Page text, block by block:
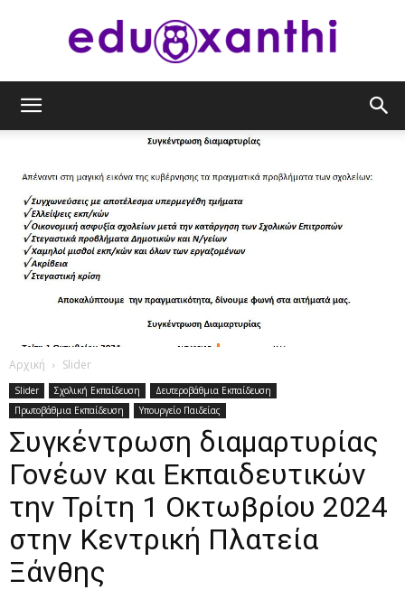
Αρχική Slider
Slider Σχολική Εκπαίδευση
Δευτεροβάθμια Εκπαίδευση
Πρωτοβάθμια Εκπαίδευση
Υπουργείο Παιδείας
Συγκέντρωση διαμαρτυρίας
Γονέων και Εκπαιδευτικών
την Τρίτη 1 Οκτωβρίου 2024
στην Κεντρική Πλατεία
Ξάνθης